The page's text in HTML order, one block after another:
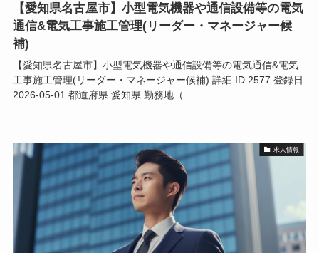
【愛知県名古屋市】小型電気機器や通信設備等の電気
通信&電気工事施工管理(リーダー・マネージャー候
補)
【愛知県名古屋市】小型電気機器や通信設備等の電気通信&電気
工事施工管理(リーダー・マネージャー候補) 詳細 ID 2577 登録日
2026-05-01 都道府県 愛知県 勤務地（...
求人情報